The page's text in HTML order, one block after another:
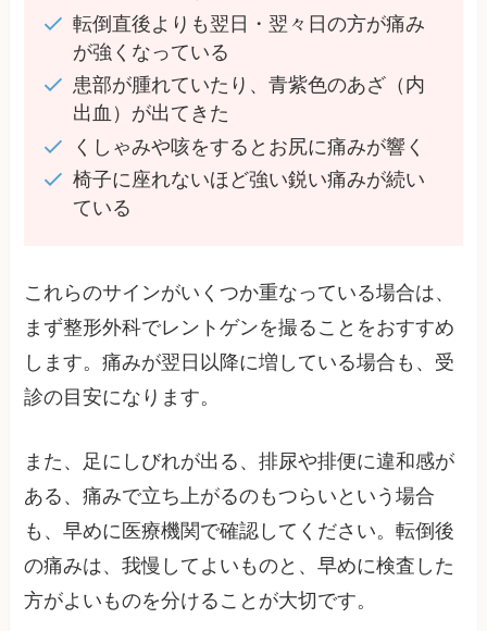
転倒直後よりも翌日・翌々日の方が痛み
が強くなっている
患部が腫れていたり、青紫色のあざ（内
出血）が出てきた
くしゃみや咳をするとお尻に痛みが響く
椅子に座れないほど強い鋭い痛みが続い
ている
これらのサインがいくつか重なっている場合は、
まず整形外科でレントゲンを撮ることをおすすめ
します。痛みが翌日以降に増している場合も、受
診の目安になります。
また、足にしびれが出る、排尿や排便に違和感が
ある、痛みで立ち上がるのもつらいという場合
も、早めに医療機関で確認してください。転倒後
の痛みは、我慢してよいものと、早めに検査した
方がよいものを分けることが大切です。